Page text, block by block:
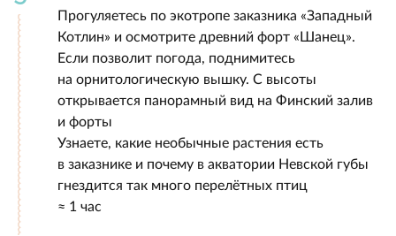
Прогуляетесь по экотропе заказника «Западный
Котлин» и осмотрите древний форт «Шанец».
Если позволит погода, поднимитесь
на орнитологическую вышку. С высоты
открывается панорамный вид на Финский залив
и форты
Узнаете, какие необычные растения есть
в заказнике и почему в акватории Невской губы
гнездится так много перелётных птиц
≈ 1 час